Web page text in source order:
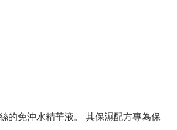
的免沖水精華液。 其保濕配方專為保